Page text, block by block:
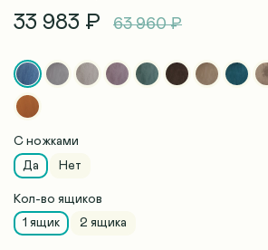
33 983 ₽ 63 960 ₽
С ножками
Да
Нет
Кол-во ящиков
1 ящик
2 ящика